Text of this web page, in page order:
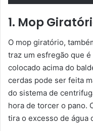
1. Mop
O mop giratório,
traz um esfregão que
colocado acima do
cerdas pode ser feita
do sistema de
hora de torcer o pano.
tira o excesso de água